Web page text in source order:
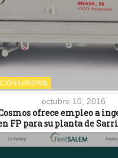
LABORAL
octubre 10, 2016
ofrece empleo a
FP para su planta de